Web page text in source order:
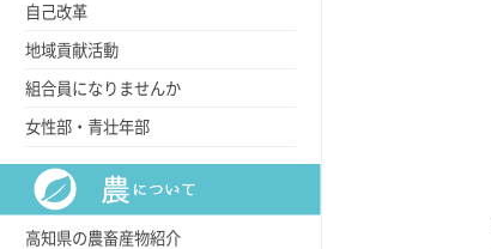
自己改革
地域貢献活動
組合員になりませんか
女性部・青壮年部
高知県の農畜産物紹介